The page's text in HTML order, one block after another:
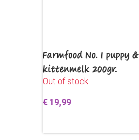
Farmfood No. 1 puppy &
kittenmelk 200gr.
Out of stock
€ 19,99